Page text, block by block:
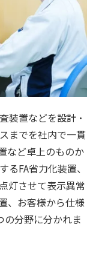
装置などを設計・
までを社内で一貫
など卓上のものか
FA省力化装置、
灯させて表示異常
、お客様から仕様
分野に分かれま